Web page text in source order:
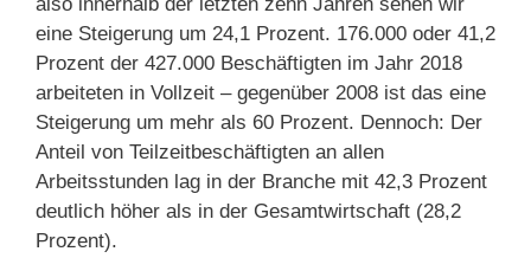
eine Steigerung um 24,1 Prozent. 176.000 oder 41,2
Prozent der 427.000 Beschäftigten im Jahr 2018
arbeiteten in Vollzeit – gegenüber 2008 ist das eine
Steigerung um mehr als 60 Prozent. Dennoch: Der
Anteil von Teilzeitbeschäftigten an allen
Arbeitsstunden lag in der Branche mit 42,3 Prozent
deutlich höher als in der Gesamtwirtschaft (28,2
Prozent).